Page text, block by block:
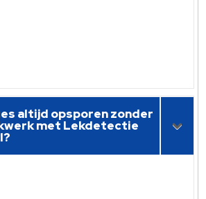
altijd opsporen zonder
met Lekdetectie